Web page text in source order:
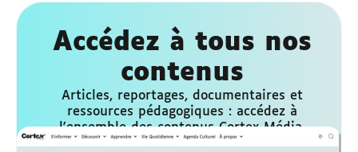
Accédez à tous nos
contenus
Articles, reportages, documentaires et
ressources pédagogiques : accédez à
l'ensemble des contenus Cortex Média,
conçus pour être accessibles à tous, sous-